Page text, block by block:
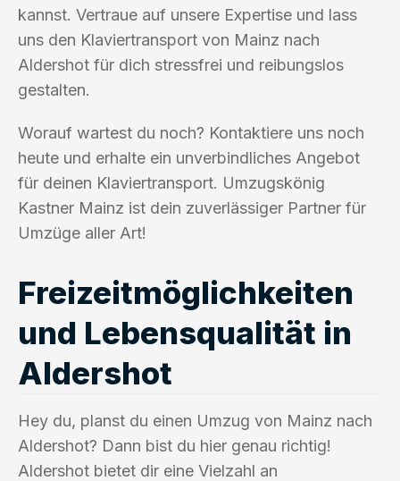
kannst. Vertraue auf unsere Expertise und lass
uns den Klaviertransport von Mainz nach
Aldershot für dich stressfrei und reibungslos
gestalten.
Worauf wartest du noch? Kontaktiere uns noch
heute und erhalte ein unverbindliches Angebot
für deinen Klaviertransport. Umzugskönig
Kastner Mainz ist dein zuverlässiger Partner für
Umzüge aller Art!
Freizeitmöglichkeiten
und Lebensqualität in
Aldershot
Hey du, planst du einen Umzug von Mainz nach
Aldershot? Dann bist du hier genau richtig!
Aldershot bietet dir eine Vielzahl an